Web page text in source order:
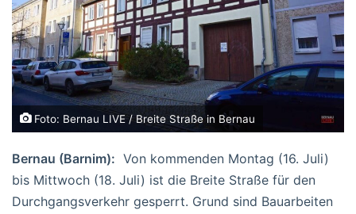
Foto: Bernau LIVE / Breite Straße in Bernau
Bernau (Barnim): Von kommenden Montag (16. Juli)
bis Mittwoch (18. Juli) ist die Breite Straße für den
Durchgangsverkehr gesperrt. Grund sind Bauarbeiten